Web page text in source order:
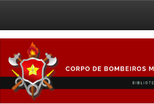
navigation